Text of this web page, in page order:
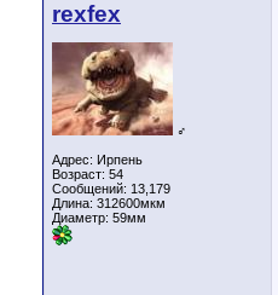
rexfex
♂
Адрес: Ирпень
Возраст: 54
Сообщений: 13,179
Длина: 312600мкм
Диаметр: 59мм